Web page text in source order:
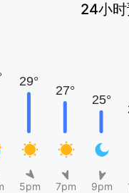
24小时
5pm 7pm 9pm